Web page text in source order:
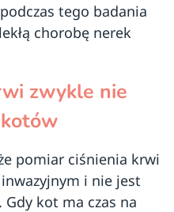
tego badania
chorobę nerek
zwykle nie
pomiar ciśnienia krwi
i nie jest
kot ma czas na